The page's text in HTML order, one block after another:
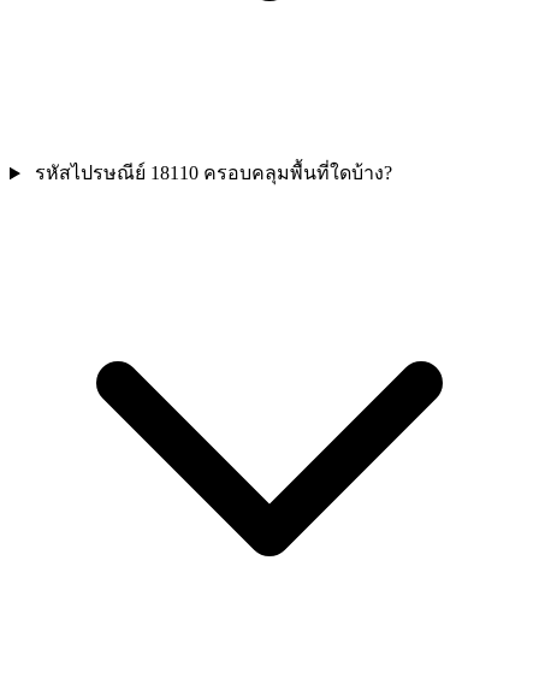
รหัสไปรษณีย์ 18110 ครอบคลุมพื้นที่ใดบ้าง?